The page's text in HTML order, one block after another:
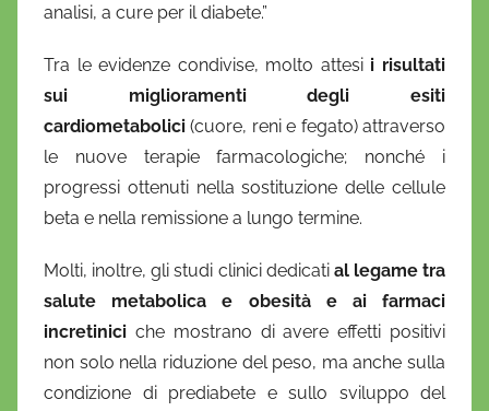
analisi, a cure per il diabete.”
Tra le evidenze condivise, molto attesii risultati
sui miglioramenti degli esiti
cardiometabolici(cuore, reni e fegato) attraverso
le nuove terapie farmacologiche; nonché i
progressi ottenuti nella sostituzione delle cellule
beta e nella remissione a lungo termine.
Molti, inoltre, gli studi clinici dedicati al legame tra
salute metabolica e obesità e ai farmaci
incretinici che mostrano di avere effetti positivi
non solo nella riduzione del peso, ma anche sulla
condizione di prediabete e sullo sviluppo del